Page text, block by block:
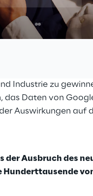
Industrie zu
das Daten von
Auswirkungen auf
der Ausbruch des
Hunderttausende